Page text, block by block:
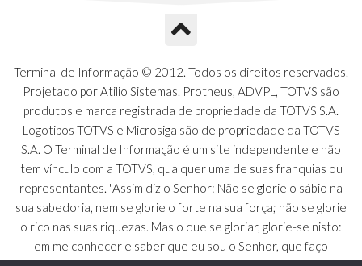
Terminal de Informação © 2012. Todos os direitos reservados.
Projetado por Atilio Sistemas. Protheus, ADVPL, TOTVS são
produtos e marca registrada de propriedade da TOTVS S.A.
Logotipos TOTVS e Microsiga são de propriedade da TOTVS
S.A. O Terminal de Informação é um site independente e não
tem vínculo com a TOTVS, qualquer uma de suas franquias ou
representantes. "Assim diz o Senhor: Não se glorie o sábio na
sua sabedoria, nem se glorie o forte na sua força; não se glorie
o rico nas suas riquezas. Mas o que se gloriar, glorie-se nisto:
em me conhecer e saber que eu sou o Senhor, que faço